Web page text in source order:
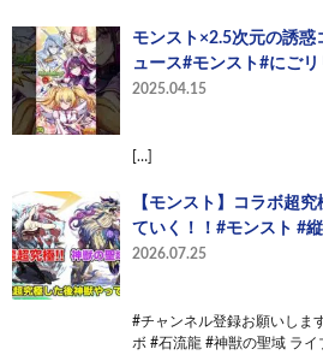
モンスト×2.5次元の誘惑
ュース#モンスト#にごリ
2025.04.15
[…]
【モンスト】コラボ超
ていく！！#モンスト #
2026.07.25
#チャンネル登録お願いしま
ボ #石流龍 #神獣の聖域 ラ